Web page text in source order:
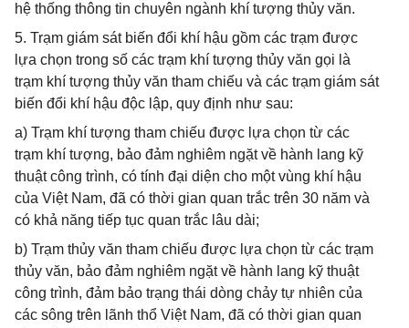
hệ thống thông tin chuyên ngành khí tượng thủy văn.
5. Trạm giám sát biến đổi khí hậu gồm các trạm được
lựa chọn trong số các trạm khí tượng thủy văn gọi là
trạm khí tượng thủy văn tham chiếu và các trạm giám sát
biến đổi khí hậu độc lập, quy định như sau:
a) Trạm khí tượng tham chiếu được lựa chọn từ các
trạm khí tượng, bảo đảm nghiêm ngặt về hành lang kỹ
thuật công trình, có tính đại diện cho một vùng khí hậu
của Việt Nam, đã có thời gian quan trắc trên 30 năm và
có khả năng tiếp tục quan trắc lâu dài;
b) Trạm thủy văn tham chiếu được lựa chọn từ các trạm
thủy văn, bảo đảm nghiêm ngặt về hành lang kỹ thuật
công trình, đảm bảo trạng thái dòng chảy tự nhiên của
các sông trên lãnh thổ Việt Nam, đã có thời gian quan